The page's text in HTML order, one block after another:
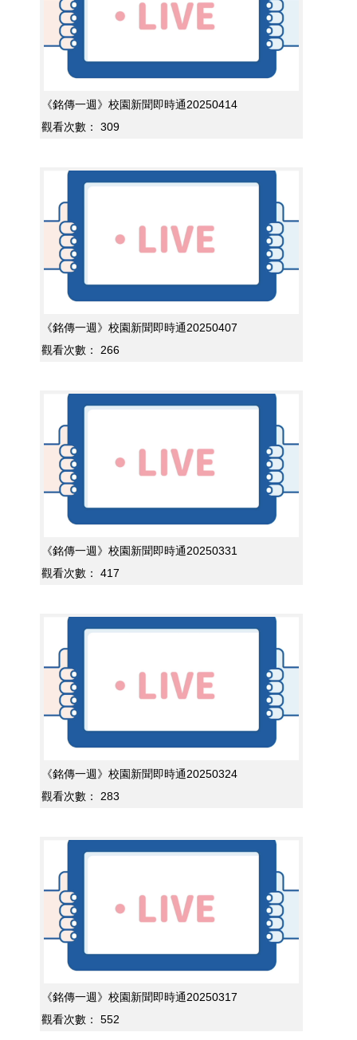
《銘傳一週》校園新聞即時通20250414
觀看次數：
309
《銘傳一週》校園新聞即時通20250407
觀看次數：
266
《銘傳一週》校園新聞即時通20250331
觀看次數：
417
《銘傳一週》校園新聞即時通20250324
觀看次數：
283
《銘傳一週》校園新聞即時通20250317
觀看次數：
552